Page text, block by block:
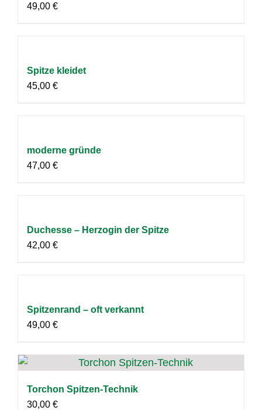
49,00 €
Spitze kleidet
45,00 €
moderne gründe
47,00 €
Duchesse – Herzogin der Spitze
42,00 €
Spitzenrand – oft verkannt
49,00 €
Torchon Spitzen-Technik
30,00 €